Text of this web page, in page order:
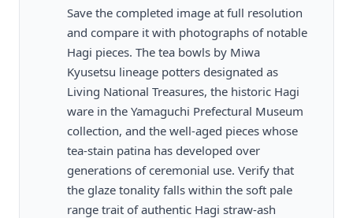
Save the completed image at full resolution
and compare it with photographs of notable
Hagi pieces. The tea bowls by Miwa
Kyusetsu lineage potters designated as
Living National Treasures, the historic Hagi
ware in the Yamaguchi Prefectural Museum
collection, and the well-aged pieces whose
tea-stain patina has developed over
generations of ceremonial use. Verify that
the glaze tonality falls within the soft pale
range trait of authentic Hagi straw-ash